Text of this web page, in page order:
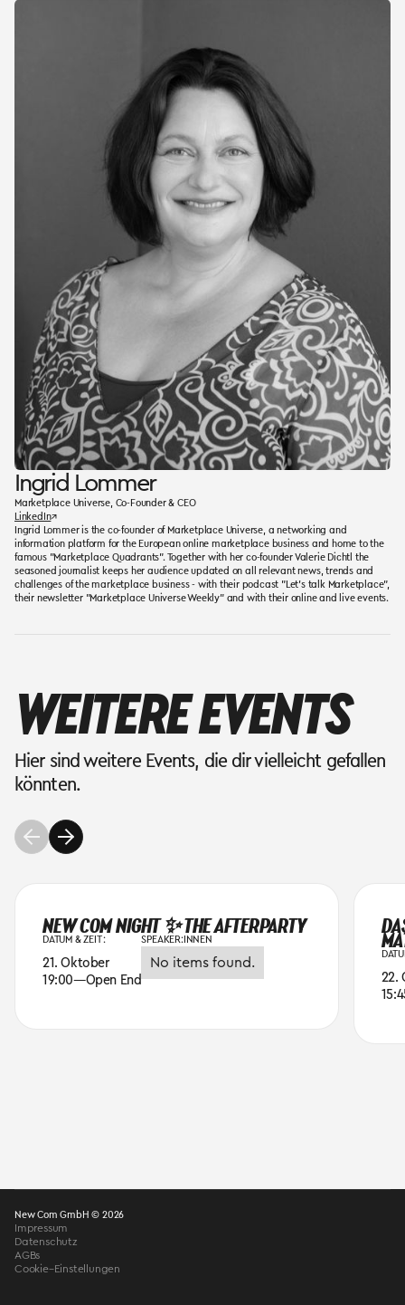
Ingrid Lommer
Marketplace Universe, Co-Founder & CEO
LinkedIn↗
Ingrid Lommer is the co-founder of Marketplace Universe, a networking and
information platform for the European online marketplace business and home to the
famous "Marketplace Quadrants". Together with her co-founder Valerie Dichtl the
seasoned journalist keeps her audience updated on all relevant news, trends and
challenges of the marketplace business - with their podcast "Let's talk Marketplace",
their newsletter "Marketplace Universe Weekly" and with their online and live events.
WEITERE EVENTS
Hier sind weitere Events, die dir vielleicht gefallen
könnten.
NEW COM NIGHT ✨ THE AFTERPARTY
DATUM & ZEIT :
21. Oktober
19:00—Open End
SPEAKER:INNEN
No items found.
22.
New Com GmbH © 2026
Impressum
Datenschutz
AGBs
Cookie–Einstellungen